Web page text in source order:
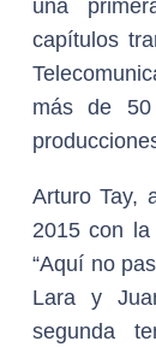
una
capítulos
más de
Arturo Tay,
2015 con
“Aquí no
Lara y
segunda